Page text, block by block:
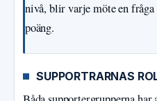
nivå, blir varje möte en
poäng.
SUPPORTRARNAS